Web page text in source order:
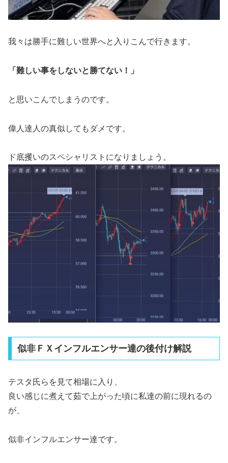
我々は勝手に難しい世界へと入りこんで行きます。
「難しい事をしないと勝てない！」
と思いこんでしまうのです。
偉人達人の真似してもダメです。
ド底攫いのスペシャリストになりましょう。
似非ＦＸインフルエンサー達の後付け解説
テスタ氏らを見て相場に入り、
良い感じに煮えて茹で上がった頃に私達の前に現れるの
が、
似非インフルエンサー達です。